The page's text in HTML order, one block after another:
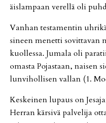
äis­lam­paan ve­rel­lä oli
Van­han tes­ta­men­tin
si­neen me­net­ti so­vit­ta­van
kuol­les­sa. Ju­ma­la oli
omas­ta Po­jas­taan, nai­sen
lun­vi­hol­li­sen val­lan (1.
Kes­kei­nen lu­paus on
Her­ran kär­si­vä pal­ve­li­ja